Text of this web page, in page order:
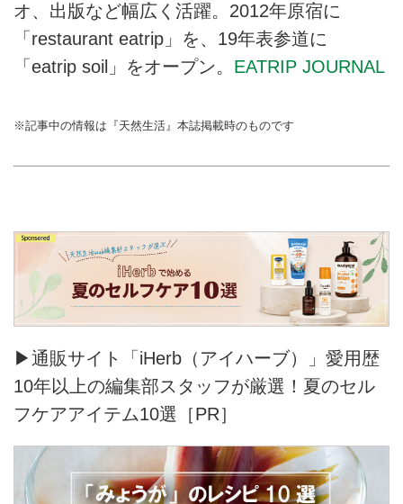
オ、出版など幅広く活躍。2012年原宿に
「restaurant eatrip」を、19年表参道に
「eatrip soil」をオープン。 EATRIP JOURNAL
※記事中の情報は『天然生活』本誌掲載時のものです
▶通販サイト「iHerb（アイハーブ）」愛用歴
10年以上の編集部スタッフが厳選！夏のセル
フケアアイテム10選［PR］